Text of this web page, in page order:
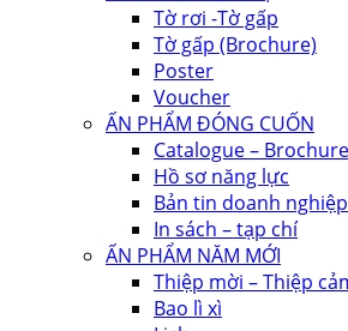
Tờ rơi -Tờ gấp
Tờ gấp (Brochure)
Poster
Voucher
ẤN PHẨM ĐÓNG CUỐN
Catalogue – Brochure
Hồ sơ năng lực
Bản tin doanh nghiệp
In sách – tạp chí
ẤN PHẨM NĂM MỚI
Thiệp mời – Thiệp
Bao lì xì